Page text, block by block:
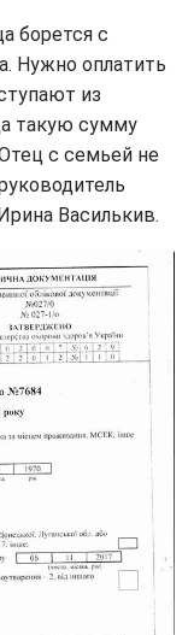
борется с
Нужно оплатить
из
такую сумму
с семьей не
Василькив.